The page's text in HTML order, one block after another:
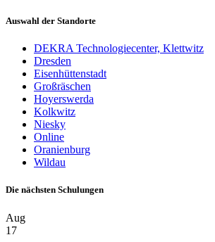
Auswahl der Standorte
DEKRA Technologiecenter, Klettwitz
Dresden
Eisenhüttenstadt
Großräschen
Hoyerswerda
Kolkwitz
Niesky
Online
Oranienburg
Wildau
Die nächsten Schulungen
Aug
17